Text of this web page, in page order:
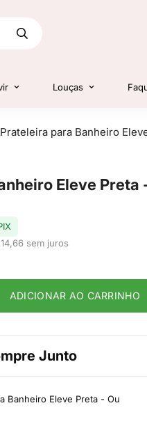
Louças
Eleve Preta
sem juros
ADICIONAR AO CARRINHO
Junto
Banheiro Eleve Preta - Ou